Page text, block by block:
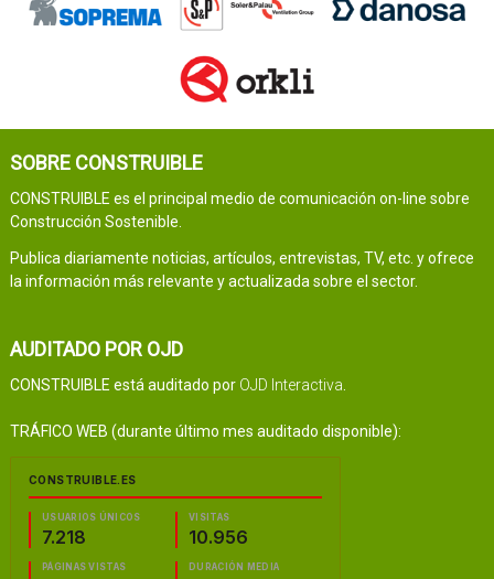
SOBRE CONSTRUIBLE
CONSTRUIBLE es el principal medio de comunicación on-line sobre
Construcción Sostenible.
Publica diariamente noticias, artículos, entrevistas, TV, etc. y ofrece
la información más relevante y actualizada sobre el sector.
AUDITADO POR OJD
CONSTRUIBLE está auditado por OJD Interactiva.
TRÁFICO WEB (durante último mes auditado disponible):